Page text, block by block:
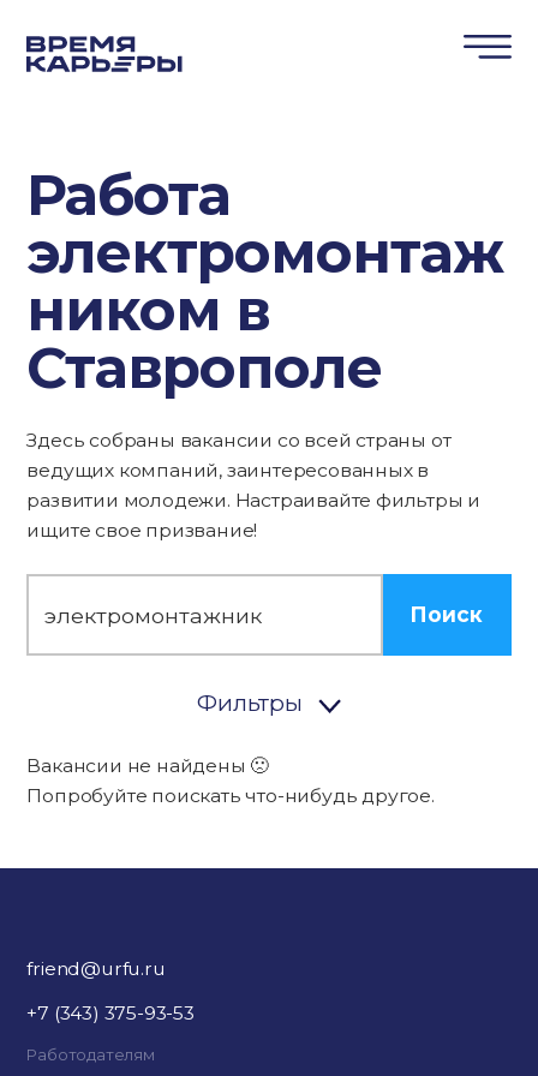
Работа
электромонтаж
ником в
Ставрополе
Здесь собраны вакансии со всей страны от
ведущих компаний, заинтересованных в
развитии молодежи. Настраивайте фильтры и
ищите свое призвание!
Поиск
Фильтры
Вакансии не найдены 🙁
Попробуйте поискать что-нибудь другое.
friend@urfu.ru
+7 (343) 375-93-53
Работодателям